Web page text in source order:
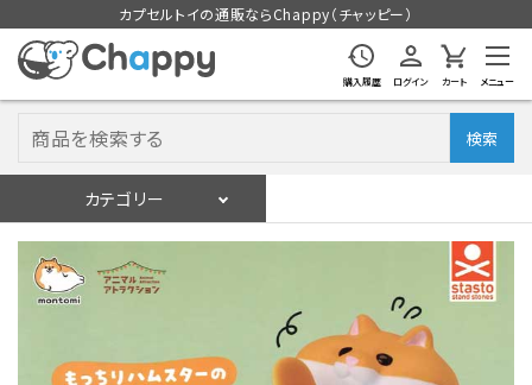
カプセルトイの通販ならChappy（チャッピー）
購入履歴 ログイン カート メニュー
検索
カテゴリー
ログイン
入荷スケジュールをチェック